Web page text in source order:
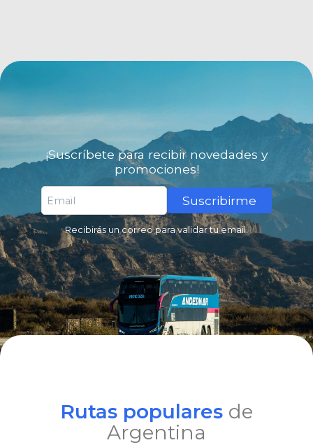
¡Suscríbete para recibir novedades y
promociones!
Suscribirme
Recibirás un correo para validar tu email.
Rutas populares de
Argentina